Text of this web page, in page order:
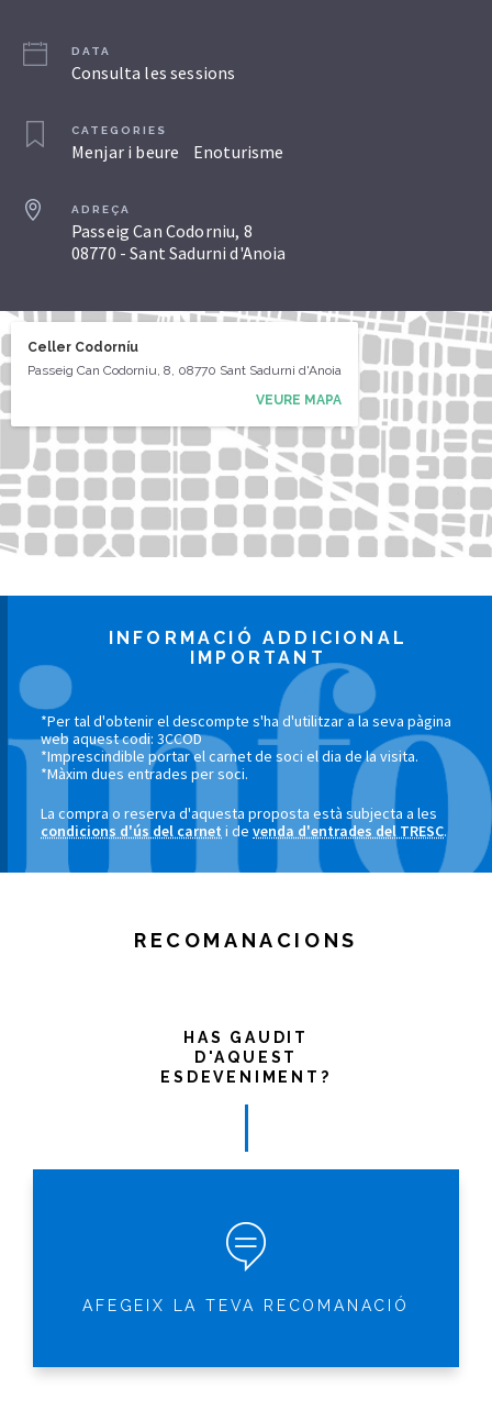
DATA
Consulta les sessions
CATEGORIES
Menjar i beure Enoturisme
ADREÇA
Passeig Can Codorniu, 8
08770 - Sant Sadurni d'Anoia
Celler Codorníu
Passeig Can Codorniu, 8, 08770 Sant Sadurni d'Anoia
VEURE MAPA
INFORMACIÓ ADDICIONAL
IMPORTANT
*Per tal d'obtenir el descompte s'ha d'utilitzar a la seva pàgina
web aquest codi: 3CCOD
*Imprescindible portar el carnet de soci el dia de la visita.
*Màxim dues entrades per soci.
La compra o reserva d'aquesta proposta està subjecta a les
condicions d'ús del carnet i de venda d'entrades del TRESC.
RECOMANACIONS
HAS GAUDIT
D'AQUEST
ESDEVENIMENT?
AFEGEIX LA TEVA RECOMANACIÓ